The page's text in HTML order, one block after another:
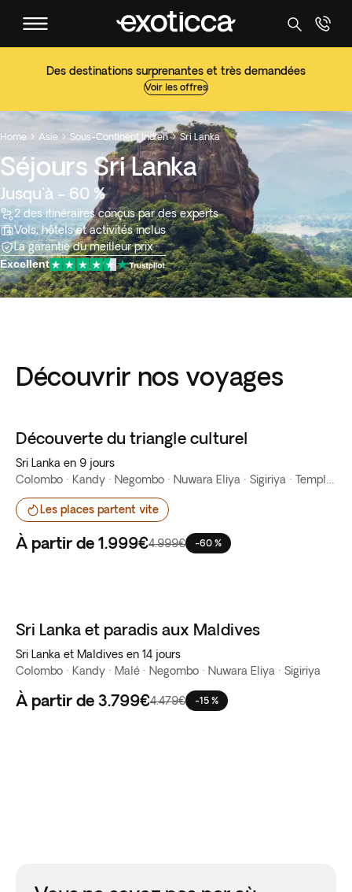
Des destinations surprenantes et très demandées
Voir les offres
Home  Asie  Sous-Continent Indien  Sri Lanka
Séjours Sri Lanka
Jusqu'à - 60 %
2 des itinéraires conçus par des experts
Vols, hôtels et activités inclus
La garantie du meilleur prix
Excellent
Découvrir nos voyages
Vente Flash
Découverte du triangle culturel
Sri Lanka en 9 jours
Les places partent vite
À partir de 1.999€4.999€ -60 %
Sri Lanka et paradis aux Maldives
Sri Lanka et Maldives en 14 jours
Colombo · Kandy · Malé · Negombo · Nuwara Eliya · Sigiriya
À partir de 3.799€4.479€ -15 %